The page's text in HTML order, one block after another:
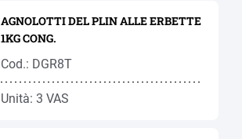
AGNOLOTTI DEL PLIN ALLE ERBETTE
1KG CONG.
Cod.: DGR8T
Unità: 3 VAS